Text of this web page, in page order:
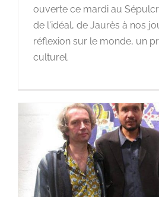
ouverte ce mardi au
de l'idéal, de Jaurès à nos
réflexion sur le monde, un
culturel.
Aimez ces
dans sa